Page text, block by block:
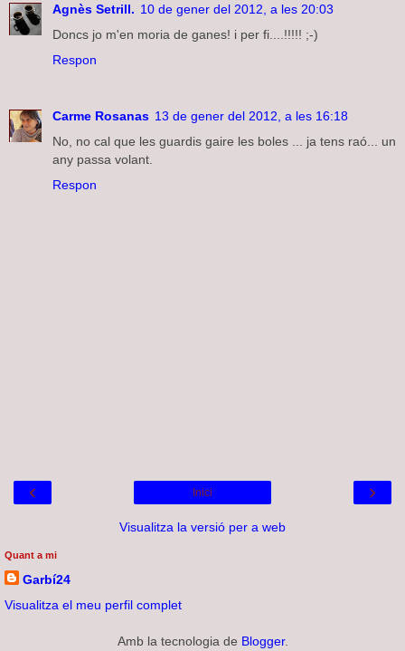
Agnès Setrill. 10 de gener del 2012, a les 20:03
Doncs jo m'en moria de ganes! i per fi....!!!!! ;-)
Respon
Carme Rosanas 13 de gener del 2012, a les 16:18
No, no cal que les guardis gaire les boles ... ja tens raó... un
any passa volant.
Respon
‹ ›
Inici
Visualitza la versió per a web
Quant a mi
Garbí24
Visualitza el meu perfil complet
Amb la tecnologia de Blogger.